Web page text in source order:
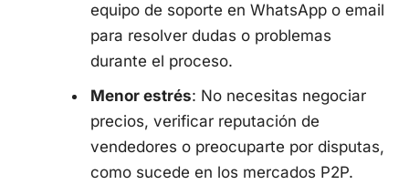
equipo de soporte en WhatsApp o email
para resolver dudas o problemas
durante el proceso.
Menor estrés: No necesitas negociar
precios, verificar reputación de
vendedores o preocuparte por disputas,
como sucede en los mercados P2P.